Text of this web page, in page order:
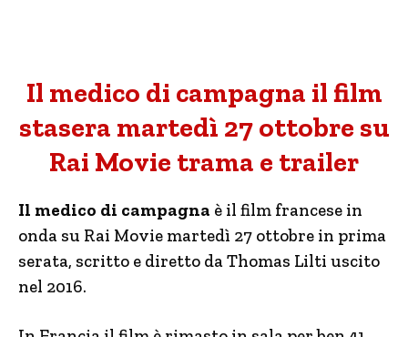
Il medico di campagna il film
stasera martedì 27 ottobre su
Rai Movie trama e trailer
Il medico di campagna è il film francese in
onda su Rai Movie martedì 27 ottobre in prima
serata, scritto e diretto da Thomas Lilti uscito
nel 2016.